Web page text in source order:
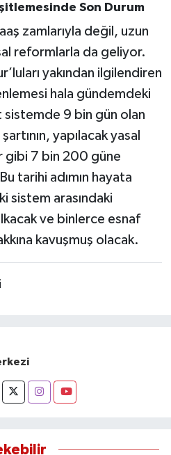
Son Durum
zamlarıyla değil, uzun
reformlarla da geliyor.
yakından ilgilendiren
hala gündemdeki
9 bin gün olan
yapılacak yasal
gibi 7 bin 200 güne
tarihi adımın hayata
sistem arasındaki
ve binlerce esnaf
kavuşmuş olacak.